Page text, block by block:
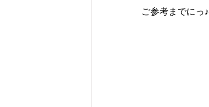
ご参考までにっ♪